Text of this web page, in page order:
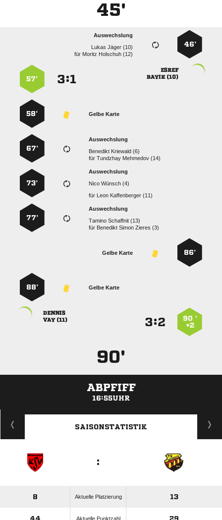
45'
46’
Auswechslung
  
für   

 
:
57’
Gelbe Karte
58’
Auswechslung
  
für  
67’
Auswechslung
  
für   
73’
Auswechslung
  
für    
77’
86’
Gelbe Karte
Gelbe Karte
88’
90 ’
+2
:

 
90'
ABPFIFF
16:55UHR
ANZEIGE
SAISONSTATISTIK
:
8 Aktuelle Platzierung 13
44 Aktuelle Punktzahl 29